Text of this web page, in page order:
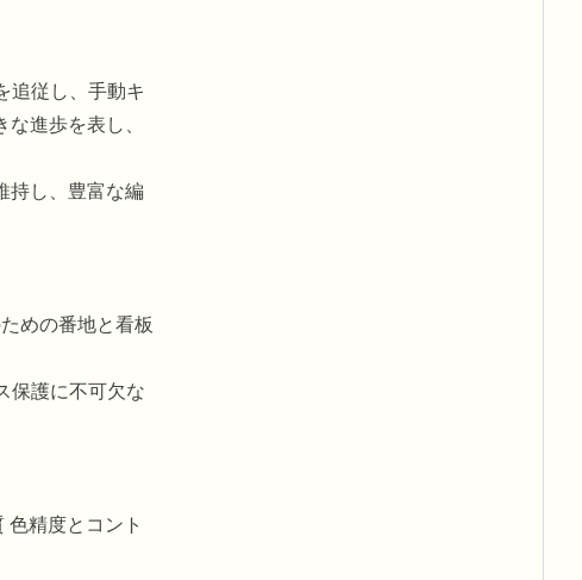
追従し、手動キ
な進歩を表し、
持し、豊富な編
めの番地と看板
保護に不可欠な
精度とコント